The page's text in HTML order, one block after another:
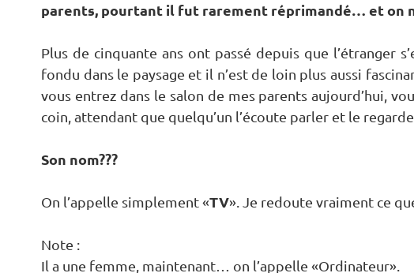
parents, pourtant il fut rarement réprimandé… et on
Plus de cinquante ans ont passé depuis que l’étranger
fondu dans le paysage et il n’est de loin plus aussi
vous entrez dans le salon de mes parents aujourd’hui,
coin, attendant que quelqu’un l’écoute parler et le
Son nom???
On l’appelle simplement «TV». Je redoute vraiment ce
Note :
Il a une femme, maintenant… on l’appelle «Ordinateur».